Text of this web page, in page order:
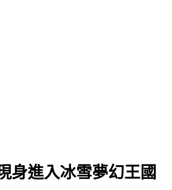
身進入冰雪夢幻王國